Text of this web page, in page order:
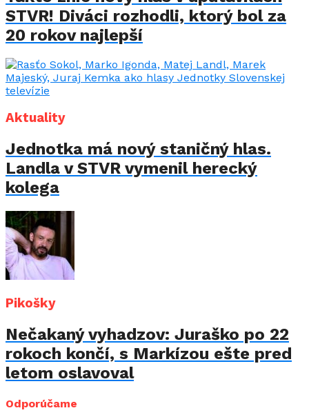
STVR! Diváci rozhodli, ktorý bol za
20 rokov najlepší
Aktuality
Jednotka má nový staničný hlas.
Landla v STVR vymenil herecký
kolega
Pikošky
Nečakaný vyhadzov: Juraško po 22
rokoch končí, s Markízou ešte pred
letom oslavoval
Odporúčame